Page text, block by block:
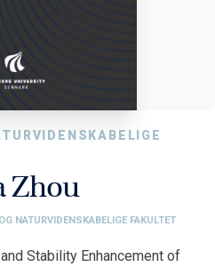
Zhou
NATURVIDENSKABELIGE FAKULTET
Stability Enhancement of